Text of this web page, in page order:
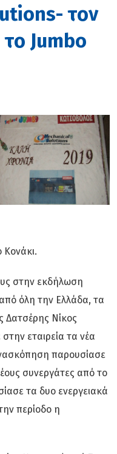
τον
Jumbo
Κονάκι.
στην εκδήλωση
όλη την Ελλάδα, τα
Δατσέρης Νίκος
εταιρεία τα νέα
παρουσίασε
συνεργάτες από το
τα δυο ενεργειακά
περίοδο η